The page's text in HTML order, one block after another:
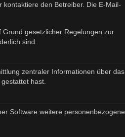
den Betreiber. Die E-Mail-
gesetzlicher Regelungen zur
sind.
zentraler Informationen über das
hast.
Software weitere personenbezogene